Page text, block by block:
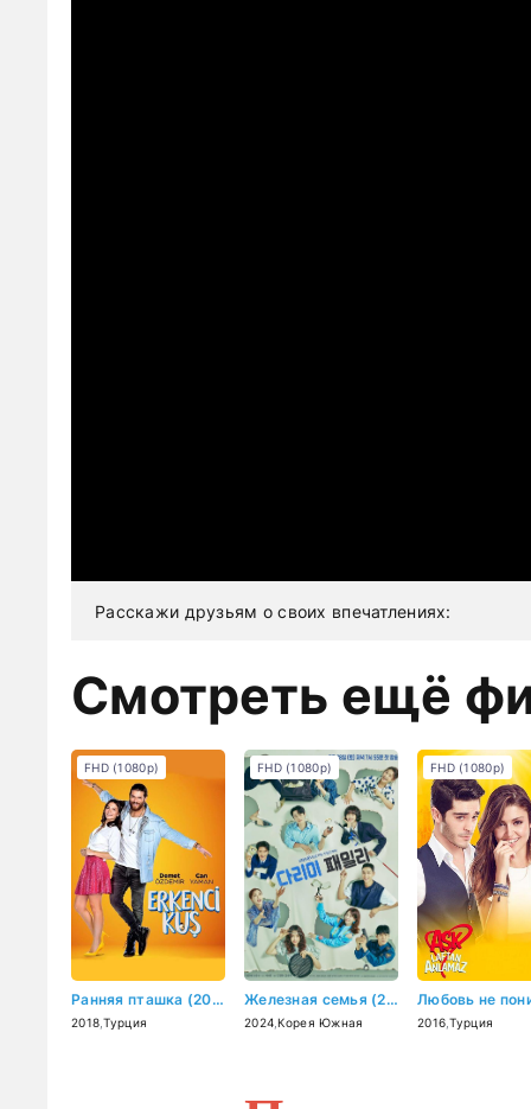
Расскажи друзьям о своих впечатлениях:
Смотреть ещё
Ранняя пташка (2018)
2018 ,Турция
FHD (1080p)
Железная семья (2024)
2024 ,Корея Южная
FHD (1080p)
2016 ,Турция
FHD (1080p)